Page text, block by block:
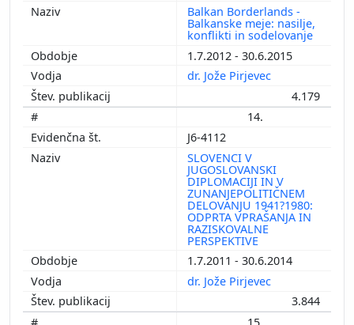
Balkan Borderlands -
Balkanske meje: nasilje,
konflikti in sodelovanje
1.7.2012 - 30.6.2015
dr. Jože Pirjevec
4.179
14.
J6-4112
SLOVENCI V
JUGOSLOVANSKI
DIPLOMACIJI IN V
ZUNANJEPOLITIČNEM
DELOVANJU 1941?1980:
ODPRTA VPRAŠANJA IN
RAZISKOVALNE
PERSPEKTIVE
1.7.2011 - 30.6.2014
dr. Jože Pirjevec
3.844